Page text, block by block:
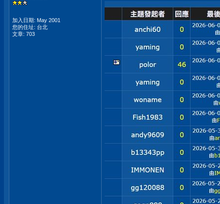
加入日期: May 2001
您的住址: 台北
文章: 703